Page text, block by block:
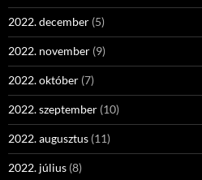
2022. december (5)
2022. november (9)
2022. október (7)
2022. szeptember (10)
2022. augusztus (11)
2022. július (8)